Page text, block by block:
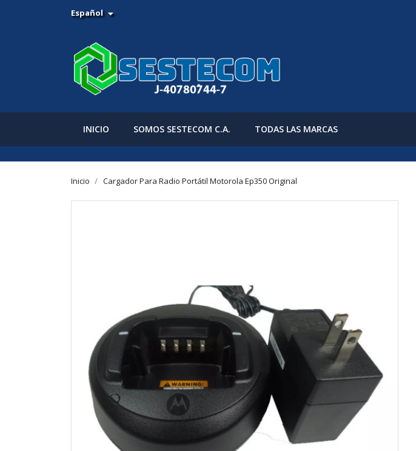
Español 
INICIO SOMOS SESTECOM C.A. TODAS LAS MARCAS
Inicio Cargador Para Radio Portátil Motorola Ep350 Original